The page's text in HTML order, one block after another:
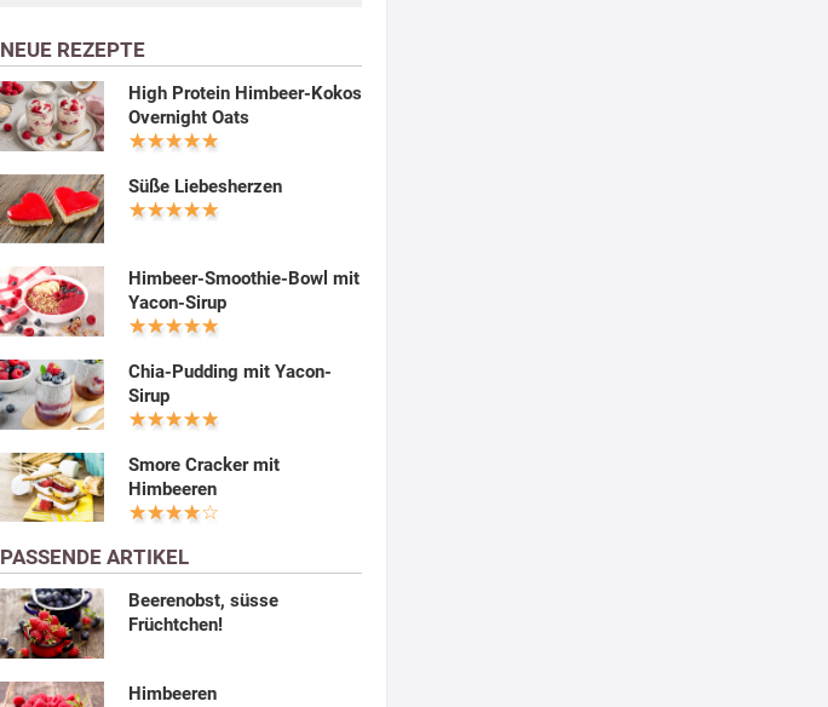
NEUE REZEPTE
High Protein Himbeer-Kokos
Overnight Oats
Süße Liebesherzen
Himbeer-Smoothie-Bowl mit
Yacon-Sirup
Chia-Pudding mit Yacon-
Sirup
Smore Cracker mit
Himbeeren
PASSENDE ARTIKEL
Beerenobst, süsse
Früchtchen!
Himbeeren